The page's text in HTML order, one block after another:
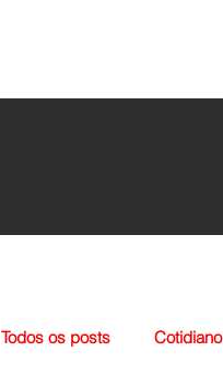
Todos os posts Cotidiano